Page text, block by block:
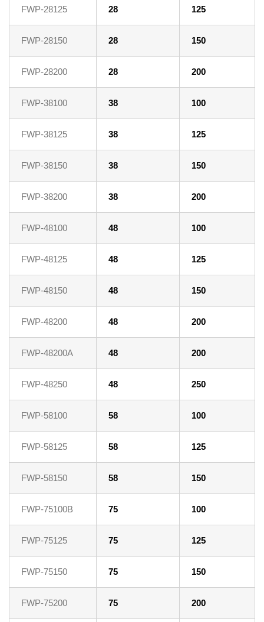
FWP-28125 28 125
FWP-28150 28 150
FWP-28200 28 200
FWP-38100 38 100
FWP-38125 38 125
FWP-38150 38 150
FWP-38200 38 200
FWP-48100 48 100
FWP-48125 48 125
FWP-48150 48 150
FWP-48200 48 200
FWP-48200A 48 200
FWP-48250 48 250
FWP-58100 58 100
FWP-58125 58 125
FWP-58150 58 150
FWP-75100B 75 100
FWP-75125 75 125
FWP-75150 75 150
FWP-75200 75 200